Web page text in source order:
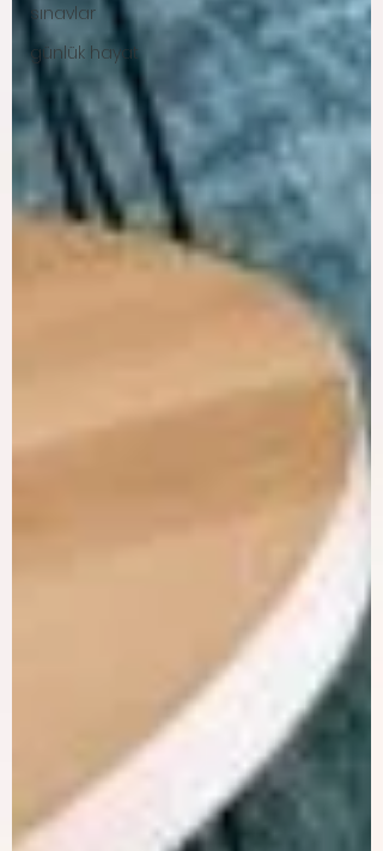
sınavlar
günlük hayat